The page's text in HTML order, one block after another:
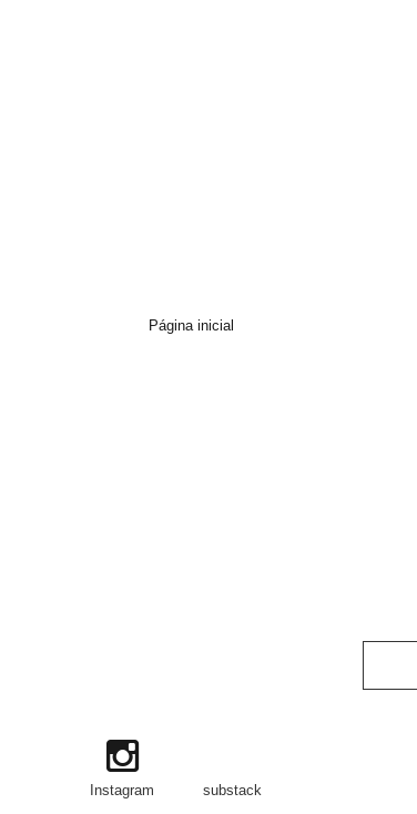
Página inicial
Instagram substack